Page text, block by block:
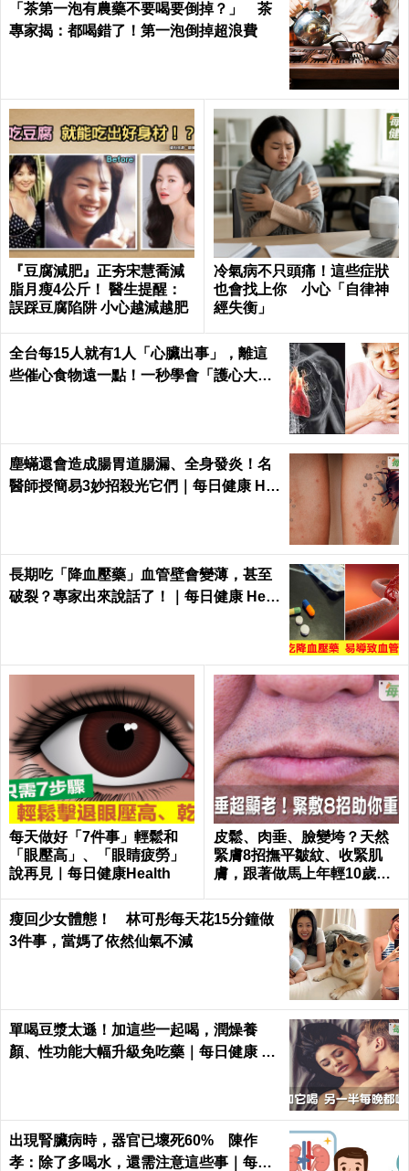
「茶第一泡有農藥不要喝要倒掉？」 茶
專家揭：都喝錯了！第一泡倒掉超浪費
『豆腐減肥』正夯宋慧喬減
脂月瘦4公斤！ 醫生提醒：
誤踩豆腐陷阱 小心越減越肥
冷氣病不只頭痛！這些症狀
也會找上你 小心「自律神
經失衡」
全台每15人就有1人「心臟出事」，離這
些催心食物遠一點！一秒學會「護心大
塵蟎還會造成腸胃道腸漏、全身發炎！名
醫師授簡易3妙招殺光它們｜每日健康 He
長期吃「降血壓藥」血管壁會變薄，甚至
破裂？專家出來說話了！｜每日健康 Heal
每天做好「7件事」輕鬆和
「眼壓高」、「眼睛疲勞」
說再見｜每日健康Health
皮鬆、肉垂、臉變垮？天然
緊膚8招撫平皺紋、收緊肌
膚，跟著做馬上年輕10歲！
瘦回少女體態！ 林可彤每天花15分鐘做
3件事，當媽了依然仙氣不減
單喝豆漿太遜！加這些一起喝，潤燥養
顏、性功能大幅升級免吃藥｜每日健康 He
出現腎臟病時，器官已壞死60% 陳作
孝：除了多喝水，還需注意這些事｜每日